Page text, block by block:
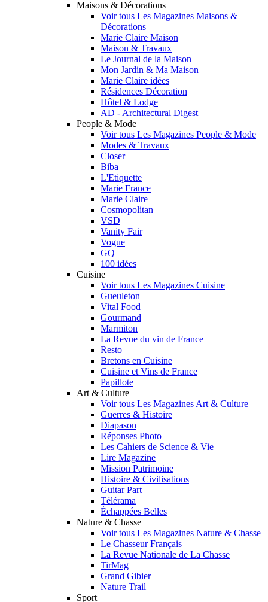
Maisons & Décorations
Voir tous Les Magazines Maisons &
Décorations
Marie Claire Maison
Maison & Travaux
Le Journal de la Maison
Mon Jardin & Ma Maison
Marie Claire idées
Résidences Décoration
Hôtel & Lodge
AD - Architectural Digest
People & Mode
Voir tous Les Magazines People & Mode
Modes & Travaux
Closer
Biba
L'Etiquette
Marie France
Marie Claire
Cosmopolitan
VSD
Vanity Fair
Vogue
GQ
100 idées
Cuisine
Voir tous Les Magazines Cuisine
Gueuleton
Vital Food
Gourmand
Marmiton
La Revue du vin de France
Resto
Bretons en Cuisine
Cuisine et Vins de France
Papillote
Art & Culture
Voir tous Les Magazines Art & Culture
Guerres & Histoire
Diapason
Réponses Photo
Les Cahiers de Science & Vie
Lire Magazine
Mission Patrimoine
Histoire & Civilisations
Guitar Part
Télérama
Échappées Belles
Nature & Chasse
Voir tous Les Magazines Nature & Chasse
Le Chasseur Français
La Revue Nationale de La Chasse
TirMag
Grand Gibier
Nature Trail
Sport